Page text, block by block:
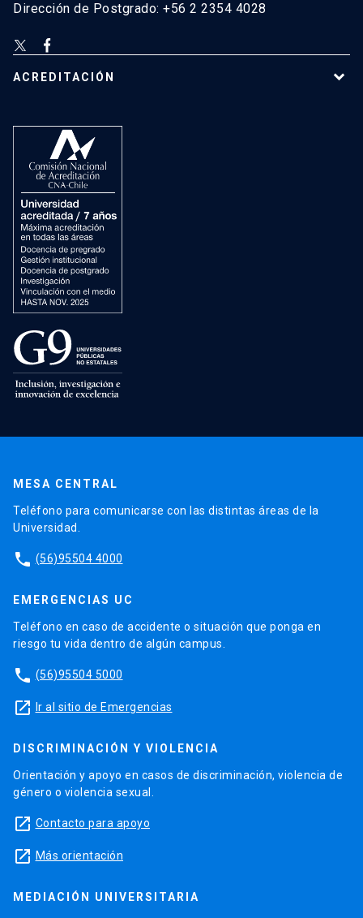
Dirección de Postgrado: +56 2 2354 4028
ACREDITACIÓN
MESA CENTRAL
Teléfono para comunicarse con las distintas áreas de la
Universidad.
phone (56)95504 4000
EMERGENCIAS UC
Teléfono en caso de accidente o situación que ponga en
riesgo tu vida dentro de algún campus.
phone (56)95504 5000
launch Ir al sitio de Emergencias
DISCRIMINACIÓN Y VIOLENCIA
Orientación y apoyo en casos de discriminación, violencia de
género o violencia sexual.
launch Contacto para apoyo
launch Más orientación
MEDIACIÓN UNIVERSITARIA